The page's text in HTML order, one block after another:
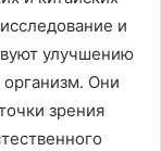
и
улучшению
Они
зрения